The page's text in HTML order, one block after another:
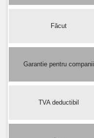
Făcut
Garantie pentru companii
TVA deductibil